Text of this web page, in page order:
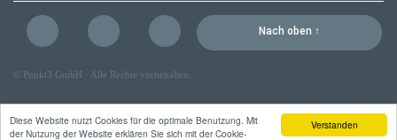
Verstanden
Diese Website nutzt Cookies für die optimale Benutzung. Mit
der Nutzung der Website erklären Sie sich mit der Cookie-
Nach oben ↑
© Punkt3 GmbH · Alle Rechte vorbehalten.